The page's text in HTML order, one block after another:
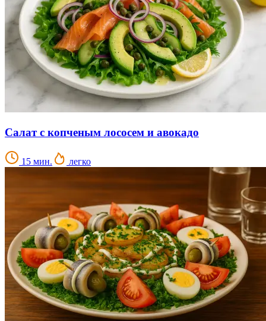
Салат с копченым лососем и авокадо
15 мин. легко